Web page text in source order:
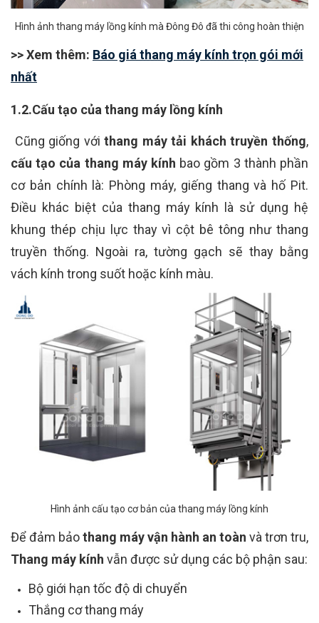
Hình ảnh thang máy lồng kính mà Đông Đô đã thi công hoàn thiện
>> Xem thêm: Báo giá thang máy kính trọn gói mới
nhất
1.2.Cấu tạo của thang máy lồng kính
Cũng giống vớithang máy tải khách truyền thống,
cấu tạo của thang máy kính bao gồm 3 thành phần
cơ bản chính là: Phòng máy, giếng thang và hố Pit.
Điều khác biệt của thang máy kính là sử dụng hệ
khung thép chịu lực thay vì cột bê tông như thang
truyền thống. Ngoài ra, tường gạch sẽ thay bằng
vách kính trong suốt hoặc kính màu.
Hình ảnh cấu tạo cơ bản của thang máy lồng kính
Để đảm bảothang máy vận hành an toàn và trơn tru,
Thang máy kính vẫn được sử dụng các bộ phận sau:
Bộ giới hạn tốc độ di chuyển
Thắng cơ thang máy